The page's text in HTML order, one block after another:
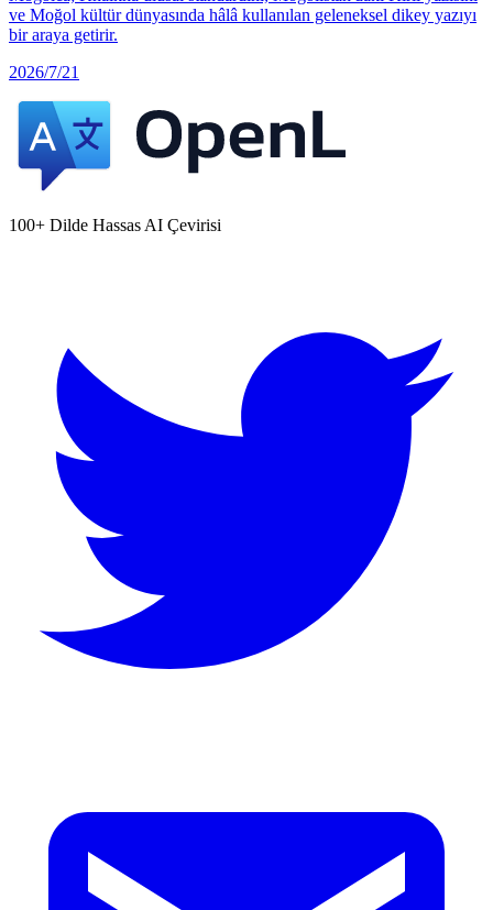
ve Moğol kültür dünyasında hâlâ kullanılan geleneksel dikey yazıyı
bir araya getirir.
2026/7/21
100+ Dilde Hassas AI Çevirisi